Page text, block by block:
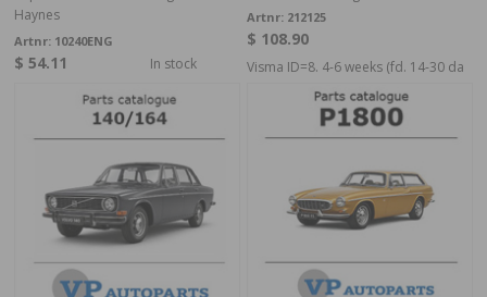
Haynes
Artnr: 10240ENG
$ 54.11 In stock
Artnr: 212125
$ 108.90
Visma ID=8. 4-6 weeks (fd. 14-30 da